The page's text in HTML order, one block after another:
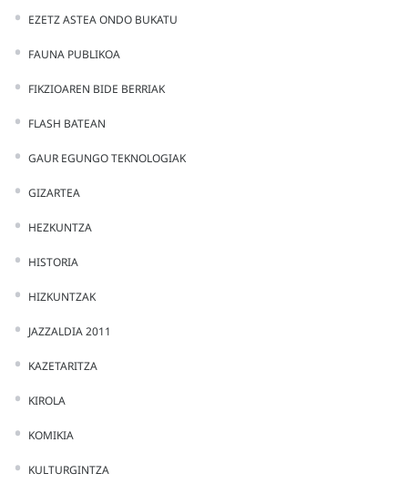
EZETZ ASTEA ONDO BUKATU
FAUNA PUBLIKOA
FIKZIOAREN BIDE BERRIAK
FLASH BATEAN
GAUR EGUNGO TEKNOLOGIAK
GIZARTEA
HEZKUNTZA
HISTORIA
HIZKUNTZAK
JAZZALDIA 2011
KAZETARITZA
KIROLA
KOMIKIA
KULTURGINTZA